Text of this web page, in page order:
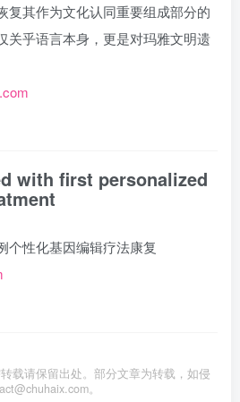
复其作为文化认同重要组成部分的
关乎语言本身，更是对玛雅文明遗
with first personalized
个性化基因编辑疗法康复
载请保留出处。部分文章为转载，如侵
。